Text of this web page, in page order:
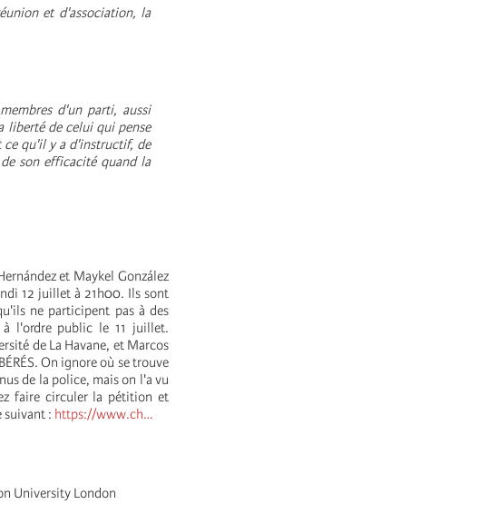
et d'association, la
d'un parti, aussi
liberté de celui qui pense
ce qu'il y a d'instructif, de
son efficacité quand la
et Maykel González
12 juillet à 21h00. Ils sont
ne participent pas à des
à l'ordre public le 11 juillet.
de La Havane, et Marcos
On ignore où se trouve
de la police, mais on l'a vu
faire circuler la pétition et
suivant : https://www.ch…
University London